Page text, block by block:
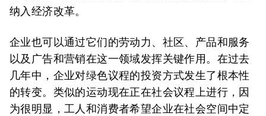
纳入经济改革。
企业也可以通过它们的劳动力、社区、产品和服务
以及广告和营销在这一领域发挥关键作用。在过去
几年中，企业对绿色议程的投资方式发生了根本性
的转变。类似的运动现在正在社会议程上进行，因
为很明显，工人和消费者希望企业在社会空间中定